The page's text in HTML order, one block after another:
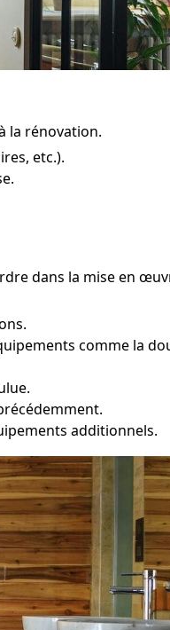
la rénovation.
etc.).
dans la mise en
comme la
additionnels.